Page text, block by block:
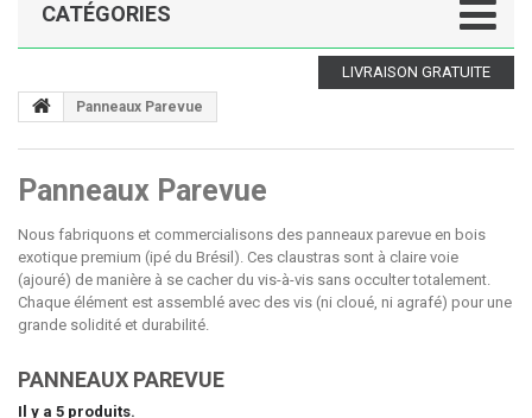
CATÉGORIES
LIVRAISON GRATUITE
Panneaux Parevue
Panneaux Parevue
Nous fabriquons et commercialisons des panneaux parevue en bois
exotique premium (ipé du Brésil). Ces claustras sont à claire voie
(ajouré) de manière à se cacher du vis-à-vis sans occulter totalement.
Chaque élément est assemblé avec des vis (ni cloué, ni agrafé) pour une
grande solidité et durabilité.
PANNEAUX PAREVUE
Il y a 5 produits.